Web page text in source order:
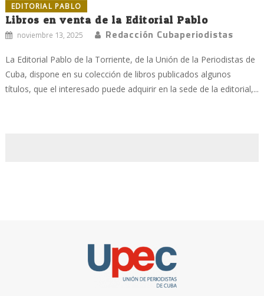
EDITORIAL PABLO
Libros en venta de la Editorial Pablo
noviembre 13, 2025 Redacción Cubaperiodistas
La Editorial Pablo de la Torriente, de la Unión de la Periodistas de
Cuba, dispone en su colección de libros publicados algunos
títulos, que el interesado puede adquirir en la sede de la editorial,...